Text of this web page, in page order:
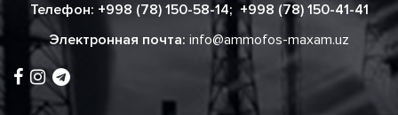
Телефон: +998 (78) 150-58-14; +998 (78) 150-41-41
Электронная почта: info@ammofos-maxam.uz